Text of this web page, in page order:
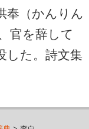
奉（かんりん
官を辞して
した。詩文集